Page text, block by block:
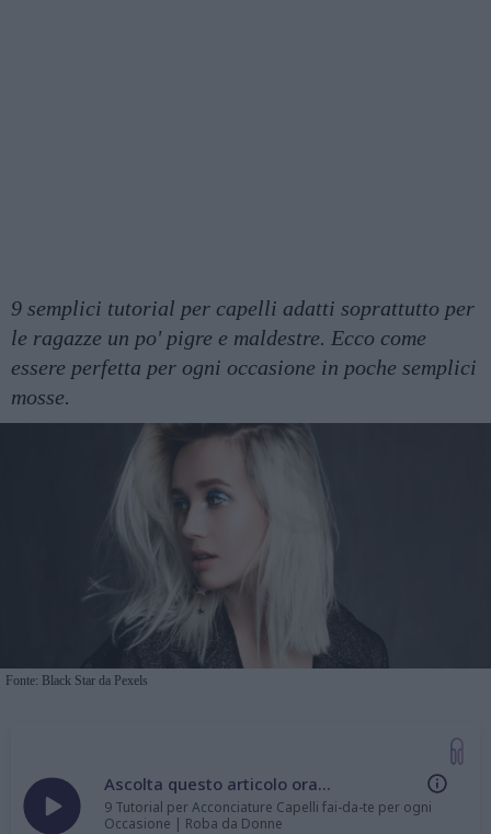
9 semplici tutorial per capelli adatti soprattutto per
le ragazze un po' pigre e maldestre. Ecco come
essere perfetta per ogni occasione in poche semplici
mosse.
Fonte: Black Star da Pexels
Ascolta questo articolo ora...
9 Tutorial per Acconciature Capelli fai-da-te per ogni
Occasione | Roba da Donne